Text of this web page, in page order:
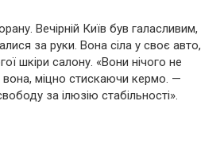
Вечірній Київ був галасливим,
за руки. Вона сіла у своє авто,
шкіри салону. «Вони нічого не
міцно стискаючи кермо. —
за ілюзію стабільності».